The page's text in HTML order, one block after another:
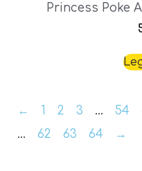
Princess Poke
← 1 2 3 … 54
…
62 63 64 →